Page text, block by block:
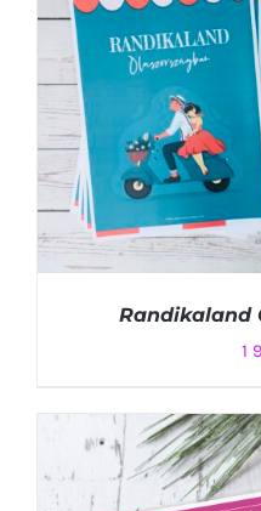
RÉSZLETEK
RÉSZLETEK
Randikaland
1